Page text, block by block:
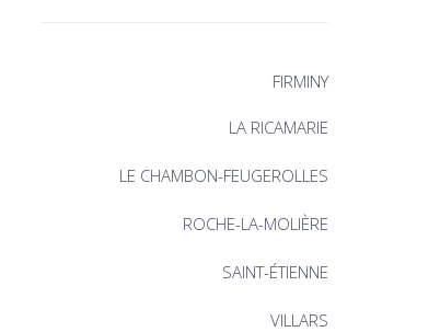
FIRMINY
LA RICAMARIE
LE CHAMBON-FEUGEROLLES
ROCHE-LA-MOLIÈRE
SAINT-ÉTIENNE
VILLARS